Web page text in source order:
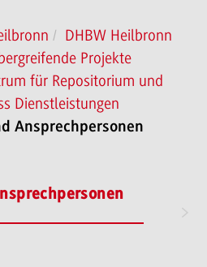
DHBW Heilbronn
Projekte
für Repositorium und
Dienstleistungen
Ansprechpersonen